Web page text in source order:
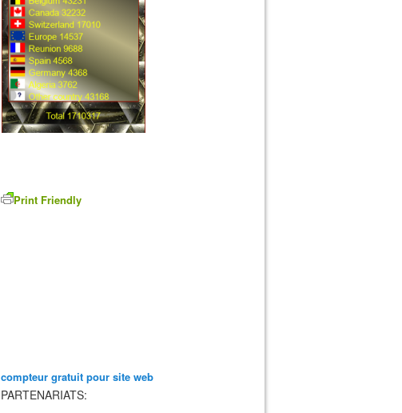
Print Friendly
compteur gratuit pour site web
PARTENARIATS: